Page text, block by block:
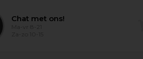
Chat met ons!